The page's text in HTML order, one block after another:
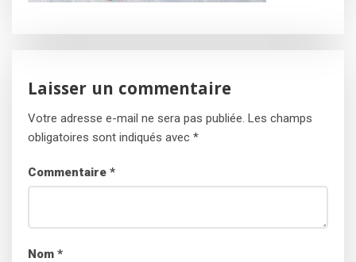
Laisser un commentaire
Votre adresse e-mail ne sera pas publiée. Les champs
obligatoires sont indiqués avec *
Commentaire *
Nom *